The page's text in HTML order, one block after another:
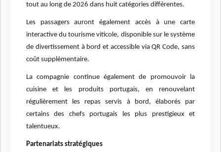
tout au long de 2026 dans huit catégories différentes.
Les passagers auront également accès à une carte
interactive du tourisme viticole, disponible sur le système
de divertissement à bord et accessible via QR Code, sans
coût supplémentaire.
La compagnie continue également de promouvoir la
cuisine et les produits portugais, en renouvelant
régulièrement les repas servis à bord, élaborés par
certains des chefs portugais les plus prestigieux et
talentueux.
Partenariats stratégiques